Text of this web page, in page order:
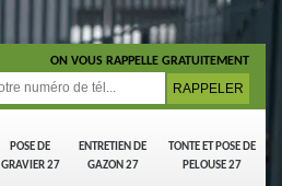
POSE DE
GRAVIER 27
ENTRETIEN DE
GAZON 27
TONTE ET POSE DE
PELOUSE 27
ON VOUS RAPPELLE GRATUITEMENT